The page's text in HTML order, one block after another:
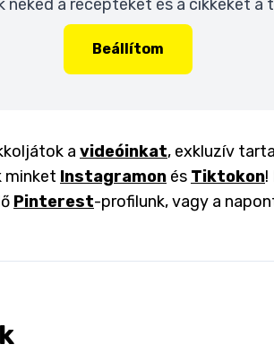
neked a recepteket és a cikkeket
Beállítom
a videóinkat, exkluzív
minket Instagramon és Tiktokon!
Pinterest-profilunk, vagy a